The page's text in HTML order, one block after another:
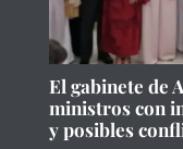
El gabinete de
ministros con
y posibles